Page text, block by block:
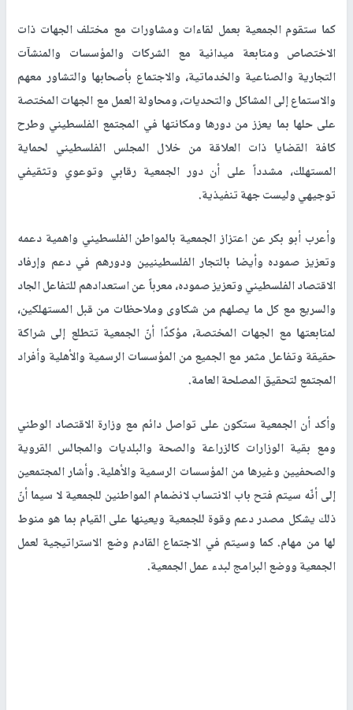
كما ستقوم الجمعية بعمل لقاءات ومشاورات مع مختلف الجهات ذات
الاختصاص ومتابعة ميدانية مع الشركات والمؤسسات والمنشآت
التجارية والصناعية والخدماتية، والاجتماع بأصحابها والتشاور معهم
والاستماع إلى المشاكل والتحديات، ومحاولة العمل مع الجهات المختصة
على حلها بما يعزز من دورها ومكانتها في المجتمع الفلسطيني وطرح
كافة القضايا ذات العلاقة من خلال المجلس الفلسطيني لحماية
المستهلك، مشدداً على أن دور الجمعية رقابي وتوعوي وتثقيفي
توجيهي وليست جهة تنفيذية.
وأعرب أبو بكر عن اعتزاز الجمعية بالمواطن الفلسطيني واهمية دعمه
وتعزيز صموده وأيضا بالتجار الفلسطينيين ودورهم في دعم وإرفاد
الاقتصاد الفلسطيني وتعزيز صموده، معرباً عن استعدادهم للتفاعل الجاد
والسريع مع كل ما يصلهم من شكاوى وملاحظات من قبل المستهلكين،
لمتابعتها مع الجهات المختصة، مؤكدًا أنّ الجمعية تتطلع إلى شراكة
حقيقة وتفاعل مثمر مع الجميع من المؤسسات الرسمية والأهلية وأفراد
المجتمع لتحقيق المصلحة العامة.
وأكد أن الجمعية ستكون على تواصل دائم مع وزارة الاقتصاد الوطني
ومع بقية الوزارات كالزراعة والصحة والبلديات والمجالس القروية
والصحفيين وغيرها من المؤسسات الرسمية والأهلية. وأشار المجتمعين
إلى أنّه سيتم فتح باب الانتساب لانضمام المواطنين للجمعية لا سيما أنّ
ذلك يشكل مصدر دعم وقوة للجمعية ويعينها على القيام بما هو منوط
لها من مهام. كما وسيتم في الاجتماع القادم وضع الاستراتيجية لعمل
الجمعية ووضع البرامج لبدء عمل الجمعية.